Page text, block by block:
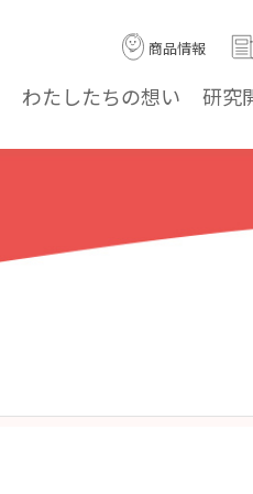
わたしたちの想い 研究
商品情報